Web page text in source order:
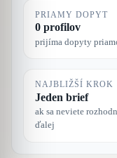
PRIAMY DOPYT
0 profilov
prijíma dopyty
NAJBLIŽŠÍ KROK
Jeden brief
ak sa neviete
ďalej